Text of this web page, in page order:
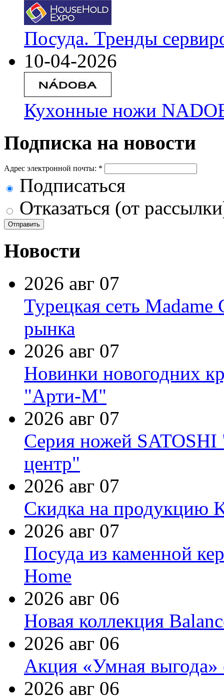
Посуда. Тренды
10-04-2026
Кухонные ножи
Подписка на новости
Адрес электронной почты: *
Подписаться
Отказаться (от
Новости
2026 авг 07
Турецкая сеть Madame
рынка
2026 авг 07
Новинки новогодних
"Арти-М"
2026 авг 07
Серия ножей
центр"
2026 авг 07
Скидка на продукцию
2026 авг 07
Посуда из каменной
Home
2026 авг 06
Новая коллекция
2026 авг 06
Акция «Умная выгода»
2026 авг 06